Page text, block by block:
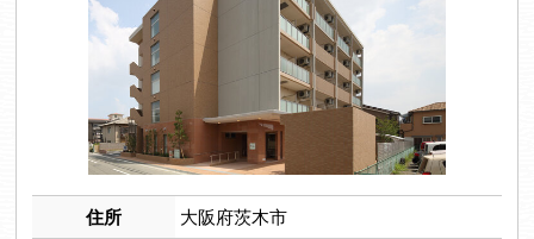
住所 大阪府茨木市